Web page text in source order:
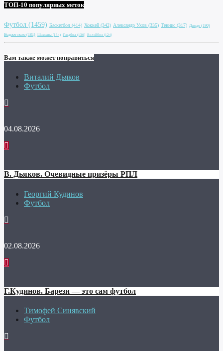
ТОП-10 популярных меток
Футбол (1459) Баскетбол (414) Хоккей (342) Александр Ухов (335) Теннис (317) Дзюдо (190)
Водное поло (181) Шахматы (134) Гандбол (130) Волейбол (124)
Вам также может понравиться
Виталий Дьяков
Футбол
04.08.2026
В. Дьяков. Очевидные призёры РПЛ
Георгий Кудинов
Футбол
02.08.2026
Г.Кудинов. Барези — это сам футбол
Тимофей Синявский
Футбол